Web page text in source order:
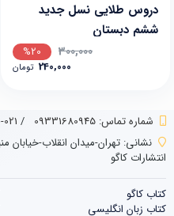
دروس طلایی نسل جدید
ششم دبستان
300,000
%20
240,000 تومان
شماره تماس‌: 09331680945 / 021-53886000 -داخلی 202
نشانی:
انتشارات کاگو
کتاب کاگو
کتاب زبان انگلیسی